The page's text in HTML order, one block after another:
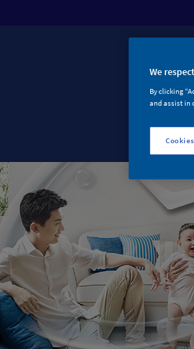
We
By clicking
and assist in